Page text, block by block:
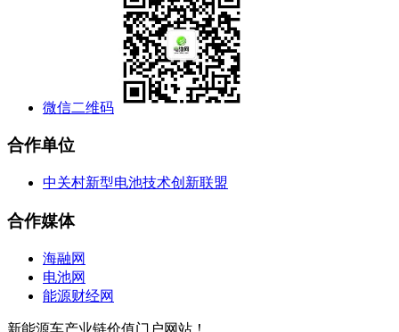
微信二维码
合作单位
中关村新型电池技术创新联盟
合作媒体
海融网
电池网
能源财经网
新能源车产业链价值门户网站！